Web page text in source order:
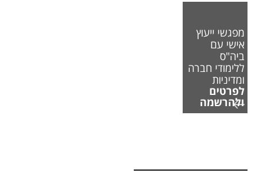
מפגשי ייעוץ
אישי עם
ביה"ס
ללימודי חברה
ומדיניות
לפרטים
ולהרשמה